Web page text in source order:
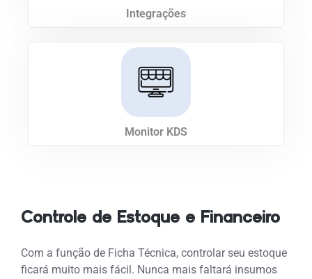
Integrações
Monitor KDS
Controle de Estoque e Financeiro
Com a função de Ficha Técnica, controlar seu estoque
ficará muito mais fácil. Nunca mais faltará insumos